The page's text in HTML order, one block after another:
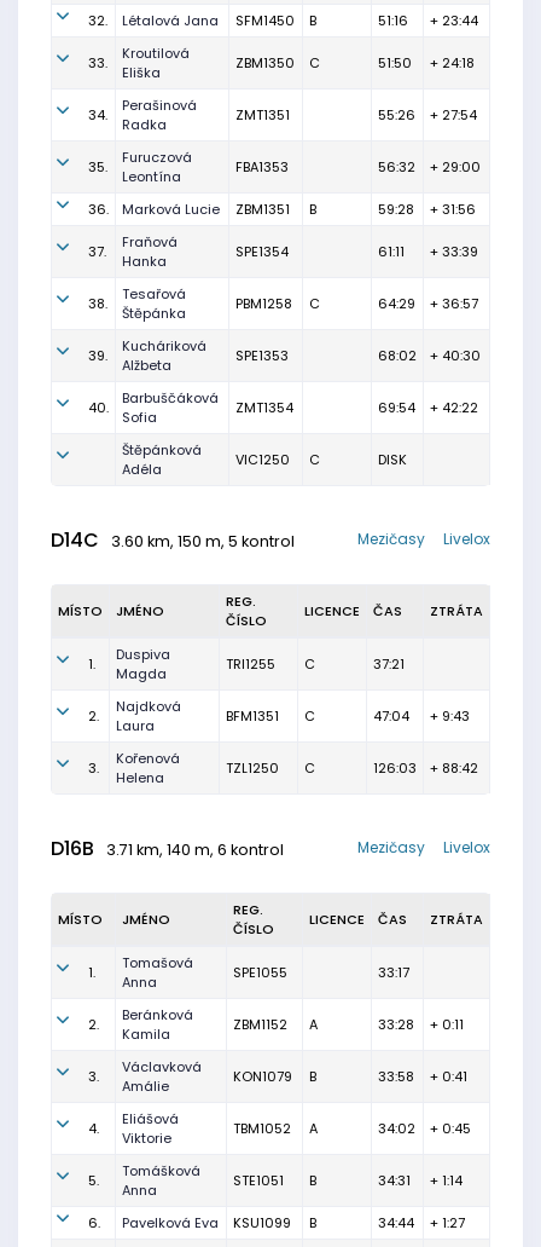
32.
Létalová Jana SFM1450 B 51:16 + 23:44
33.
Kroutilová
Eliška
ZBM1350 C 51:50 + 24:18
34.
Perašinová
Radka
ZMT1351 55:26 + 27:54
35.
Furuczová
Leontína
FBA1353 56:32 + 29:00
36. Marková Lucie ZBM1351 B 59:28 + 31:56
37.
Fraňová
Hanka
SPE1354 61:11 + 33:39
38.
Tesařová
Štěpánka
PBM1258 C 64:29 + 36:57
39.
Kucháriková
Alžbeta
SPE1353 68:02 + 40:30
40.
Barbuščáková
Sofia
ZMT1354 69:54 + 42:22
Štěpánková
Adéla
VIC1250 C DISK
D14C 3.60 km, 150 m, 5 kontrol Livelox
Mezičasy
MÍSTO JMÉNO
REG.
ČÍSLO
LICENCE ČAS ZTRÁTA
1.
Duspiva
Magda
TRI1255 C 37:21
2.
Najdková
Laura
BFM1351 C 47:04 + 9:43
3.
Kořenová
Helena
TZL1250 C 126:03 + 88:42
D16B 3.71 km, 140 m, 6 kontrol Livelox
Mezičasy
MÍSTO JMÉNO
REG.
ČÍSLO
LICENCE ČAS ZTRÁTA
1.
Tomašová
Anna
SPE1055 33:17
2.
Beránková
Kamila
ZBM1152 A 33:28 + 0:11
3.
Václavková
Amálie
KON1079 B 33:58 + 0:41
4.
Eliášová
Viktorie
TBM1052 A 34:02 + 0:45
5.
Tomášková
Anna
STE1051 B 34:31 + 1:14
6. Pavelková Eva KSU1099 B 34:44 + 1:27